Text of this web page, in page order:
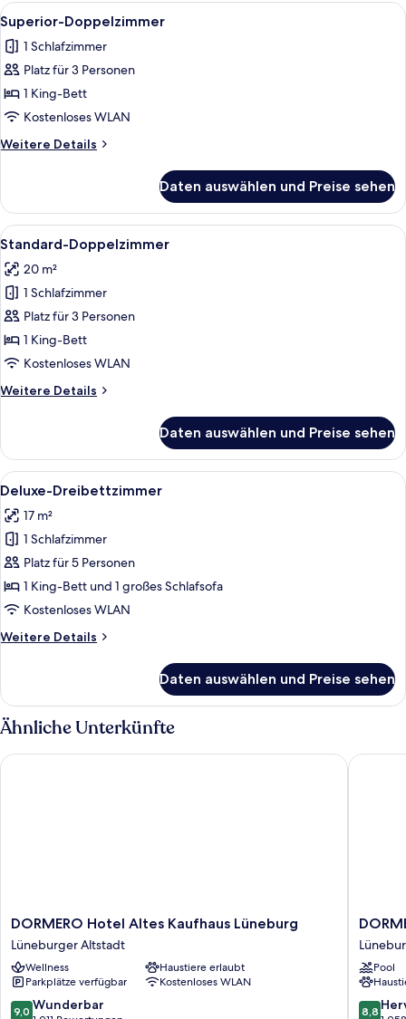
Alle
Fotos
für
Superior-
Doppelzimmer
anzeigen
Ein Schlafzimmer mit Bett,
1
Superior-Doppelzimmer
1 Schlafzimmer
Platz für 3 Personen
1 King-Bett
Kostenloses WLAN
Weitere Details
Weitere
Doppelzimmer
Daten auswählen und Preise sehen
Alle
Fotos
für
Standard-
Doppelzimmer
anzeigen
Ein ordentlich eingerichtetes
2
Standard-Doppelzimmer
20 m²
1 Schlafzimmer
Platz für 3 Personen
1 King-Bett
Kostenloses WLAN
Weitere Details
Weitere
Doppelzimmer
Daten auswählen und Preise sehen
Alle
Fotos
für
Deluxe-
Dreibettzimmer
anzeigen
Ein ordentlich bezogenes Bett mit
4
Deluxe-Dreibettzimmer
17 m²
1 Schlafzimmer
Platz für 5 Personen
1 King-Bett und 1 großes Schlafsofa
Kostenloses WLAN
Weitere Details
Weitere
Dreibettzimmer
Daten auswählen und Preise sehen
Ähnliche Unterkünfte
DORMERO
Hotel
Altes
Kaufhaus
Lüneburg
Lüneburger
DORMERO Hotel Altes Kaufhaus Lüneburg
Lüneburger Altstadt
Wellness
Haustiere erlaubt
Parkplätze verfügbar
Kostenloses WLAN
9.0
9,0 Wunderbar
DORMERO Hotel Altes Kaufhaus Lüneburg
Hotel
Altstadt
Pool
8.8
8,8